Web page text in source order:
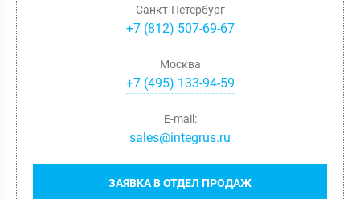
Санкт-Петербург
+7(812) 507-69-67
Москва
+7(495) 133-94-59
ЗАЯВКА В ОТДЕЛ ПРОДАЖ
E-mail:
sales@integrus.ru